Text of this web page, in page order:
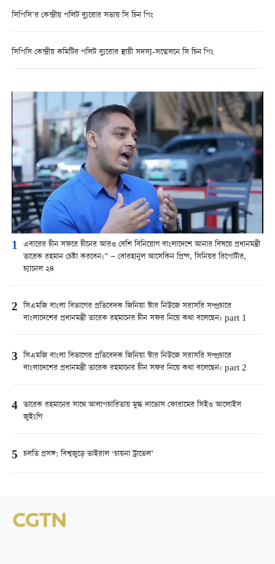
সিপিসি’র কেন্দ্রীয় পলিট ব্যুরোর সভায় সি চিন পিং
সিপিসি কেন্দ্রীয় কমিটির পলিট ব্যুরোর স্থায়ী সদস্য-সম্মেলনে সি চিন পিং
1 এবারের চীন সফরে চীনের আরও বেশি বিনিয়োগ বাংলাদেশে আনার বিষয়ে প্রধানমন্ত্রী
তারেক রহমান চেষ্টা করবেন।” — বোরহানুল আসেকিন প্রিন্স, সিনিয়র রিপোর্টার,
চ্যানেল ২৪
2 সিএমজি বাংলা বিভাগের প্রতিবেদক জিনিয়া স্টার নিউজে সরাসরি সম্প্রচারে
বাংলাদেশের প্রধানমন্ত্রী তারেক রহমানের চীন সফর নিয়ে কথা বলেছেন। part 1
3 সিএমজি বাংলা বিভাগের প্রতিবেদক জিনিয়া স্টার নিউজে সরাসরি সম্প্রচারে
বাংলাদেশের প্রধানমন্ত্রী তারেক রহমানের চীন সফর নিয়ে কথা বলেছেন। part 2
4 তারেক রহমানের সাথে আলাপচারিতায় মুগ্ধ দাভোস ফোরামের সিইও আলোইস
জুইংগি
5 চলতি প্রসঙ্গ: বিশ্বজুড়ে ভাইরাল ‘চায়না ট্রাভেল’